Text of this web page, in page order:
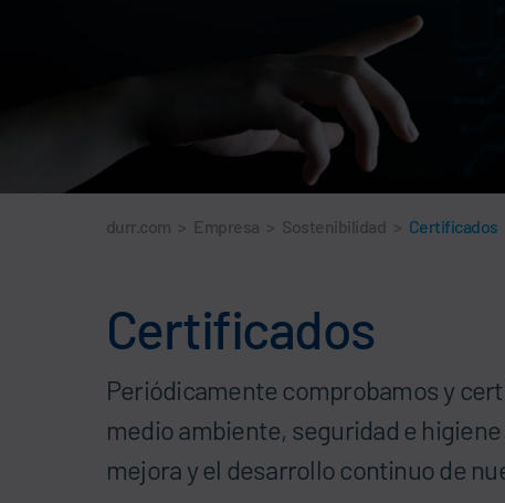
durr.com > Empresa > Sostenibilidad > Certificados
Certificados
Periódicamente comprobamos y
medio ambiente, seguridad e
mejora y el desarrollo continuo de